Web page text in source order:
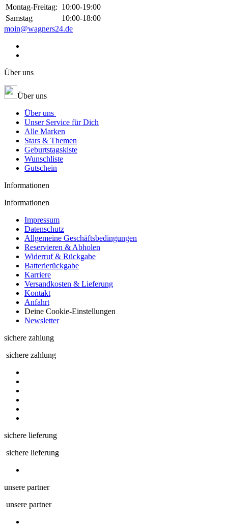
Montag-Freitag: 10:00-19:00
Samstag
10:00-18:00
moin@wagners24.de
Über uns
Über uns
Über uns
Unser Service für Dich
Alle Marken
Stars & Themen
Geburtstagskiste
Wunschliste
Gutschein
Informationen
Informationen
Impressum
Datenschutz
Allgemeine Geschäftsbedingungen
Reservieren & Abholen
Widerruf & Rückgabe
Batterierückgabe
Karriere
Versandkosten & Lieferung
Kontakt
Anfahrt
Deine Cookie-Einstellungen
Newsletter
sichere zahlung
sichere zahlung
sichere lieferung
sichere lieferung
unsere partner
unsere partner